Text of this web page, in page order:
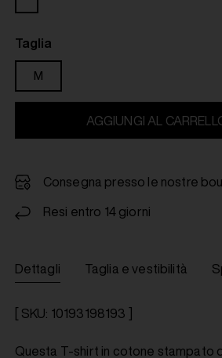
Taglia
M
AGGIUNGI AL
Consegna presso le nostre
Resi entro 14 giorni
Dettagli Taglia e vestibilità
[ SKU: 10193198193 ]
Questa T-shirt in cotone stampato